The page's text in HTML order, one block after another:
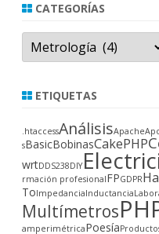
CATEGORÍAS
Categorías
ETIQUETAS
.htaccessAnálisisApache
sBasicBobinasCakePHP
wrtDDS238DIY
rmación profesionalFPGDPR
ToImpedanciaInductancia
Multímetros
amperimétricaPoesía